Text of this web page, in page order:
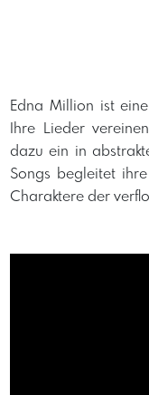
Edna Million ist
Ihre Lieder
dazu ein in
Songs begleitet
Charaktere der